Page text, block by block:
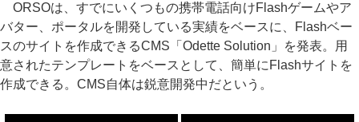
ORSOは、すでにいくつもの携帯電話向けFlashゲームやア
バター、ポータルを開発している実績をベースに、Flashベー
スのサイトを作成できるCMS「Odette Solution」を発表。用
意されたテンプレートをベースとして、簡単にFlashサイトを
作成できる。CMS自体は鋭意開発中だという。